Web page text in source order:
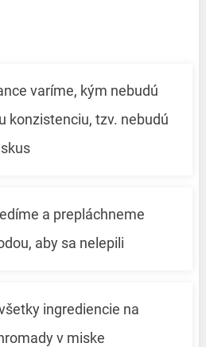
varíme, kým nebudú
konzistenciu, tzv. nebudú
a prepláchneme
aby sa nelepili
ingrediencie na
v miske